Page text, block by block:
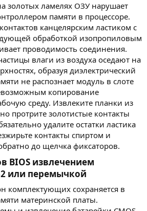
золотых ламелях ОЗУ нарушает
памяти в процессоре.
канцелярским ластиком с
обработкой изопропиловым
проводимость соединения.
влаги из воздуха оседают на
образуя диэлектрический
не распознает модуль в слоте
копирование
среду. Извлеките планки из
протрите золотистые контакты
удалите остатки ластика
контакты спиртом и
до щелчка фиксаторов.
BIOS извлечением
или перемычкой​
комплектующих сохраняется в
материнской платы.